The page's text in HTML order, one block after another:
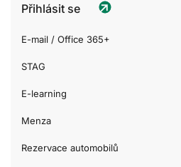
Přihlásit se
E-mail / Office 365+
STAG
E-learning
Menza
Rezervace automobilů